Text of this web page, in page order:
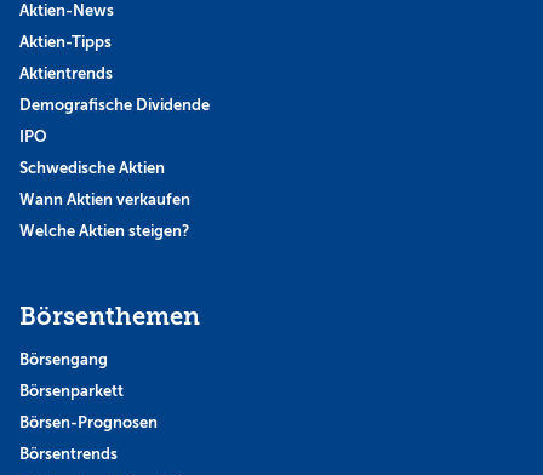
Aktien-News
Aktien-Tipps
Aktientrends
Demografische Dividende
IPO
Schwedische Aktien
Wann Aktien verkaufen
Welche Aktien steigen?
Börsenthemen
Börsengang
Börsenparkett
Börsen-Prognosen
Börsentrends